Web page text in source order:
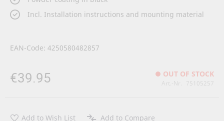
Incl. Installation instructions and mounting material
€39.95 OUT OF STOCK
Art.-Nr. 75105257
Add to Wish List Add to Compare
EAN-Code: 4250580482857